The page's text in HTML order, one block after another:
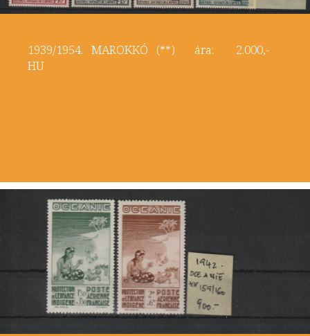
1939/1954. MAROKKÓ (**) ára: 2.000,-
HU